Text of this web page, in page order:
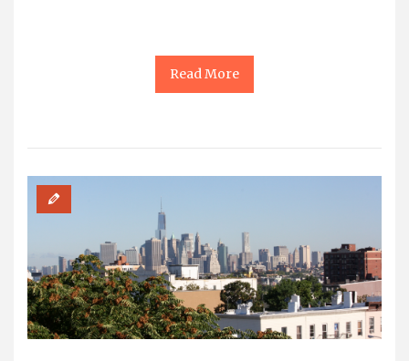
Read More